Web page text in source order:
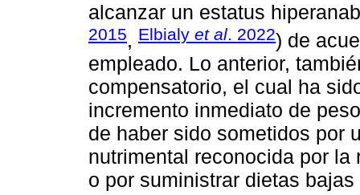
alcanzar un estatus
2015, Elbialy et al. 2022) de
empleado. Lo anterior,
compensatorio, el cual ha
incremento inmediato de
de haber sido sometidos por
nutrimental reconocida por
o por suministrar dietas